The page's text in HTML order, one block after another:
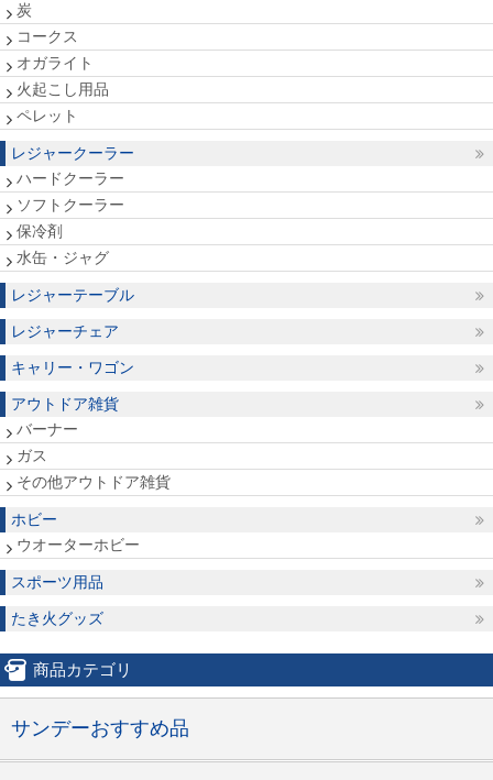
炭
コークス
オガライト
火起こし用品
ペレット
レジャークーラー
ハードクーラー
ソフトクーラー
保冷剤
水缶・ジャグ
レジャーテーブル
レジャーチェア
キャリー・ワゴン
アウトドア雑貨
バーナー
ガス
その他アウトドア雑貨
ホビー
ウオーターホビー
スポーツ用品
たき火グッズ
商品カテゴリ
サンデーおすすめ品